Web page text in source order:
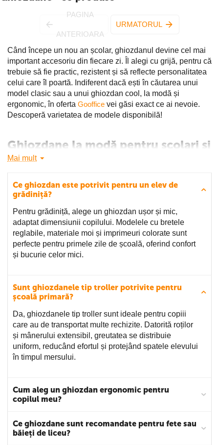
Când începe un nou an școlar, ghiozdanul devine cel mai
important accesoriu din fiecare zi. Îl alegi cu grijă, pentru că
trebuie să fie practic, rezistent și să reflecte personalitatea
celui care îl poartă. Indiferent dacă ești în căutarea unui
model clasic sau a unui ghiozdan cool, la modă și
ergonomic, în oferta Gooffice vei găsi exact ce ai nevoie.
Descoperă varietatea de modele disponibilă!
Ghiozdane la modă pentru școlari și
școlărițe
face față oricărui ritm de zi cu zi - de la orele de curs până
la activitățile extracurriculare. Cu imprimeuri atractive,
culori vii și materiale de calitate, fiecare model reușește să
combine stilul cu funcționalitatea. Copiii și adolescenții se
pot bucura de ghiozdane rezistente, ușor de întreținut, care
le oferă confort și libertate de mișcare.
școală în oferta Gooffice
La Goofficete așteaptă o selecție diversificată de
ghiozdane pentru copii, ghiozdane pentru adolescenți, dar
și modele speciale pentru grădiniță. Indiferent de vârstă,
gusturi sau preferințe, vei găsi mereu varianta perfectă
pentru un început de an plin de energie și entuziasm.
pentru elevi
Dacă preferi un model clasic, un ghiozdan tip rucsac este
reglabile pentru a se adapta perfect spatelui. Modelele
ASTRAsunt un exemplu excelent de combinație între
Mai mult
Ce ghiozdan este potrivit pentru un elev de
grădiniță?
Pentru grădiniță, alege un ghiozdan ușor și mic,
adaptat dimensiunii copilului. Modelele cu bretele
reglabile, materiale moi și imprimeuri colorate sunt
perfecte pentru primele zile de școală, oferind confort
și bucurie celor mici.
Sunt ghiozdanele tip troller potrivite pentru
școală primară?
Da, ghiozdanele tip troller sunt ideale pentru copiii
care au de transportat multe rechizite. Datorită roților
și mânerului extensibil, greutatea se distribuie
uniform, reducând efortul și protejând spatele elevului
în timpul mersului.
Cum aleg un ghiozdan ergonomic pentru
copilul meu?
Ce ghiozdane sunt recomandate pentru fete sau
băieți de liceu?
PAGINA
ANTERIOARA
URMATORUL